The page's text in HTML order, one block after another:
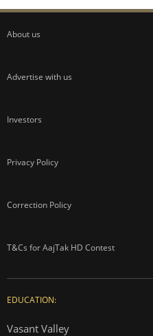
About us
Advertise with us
Investors
Privacy Policy
Correction Policy
T&Cs for AajTak HD Contest
EDUCATION:
Vasant Valley